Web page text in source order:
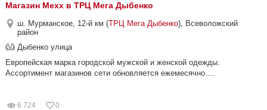
Магазин Mexx в ТРЦ Мега Дыбенко
ш. Мурманское, 12-й км (ТРЦ Мега Дыбенко), Всеволожский
район
Дыбенко улица
Европейская марка городской мужской и женской одежды.
Ассортимент магазинов сети обновляется ежемесячно....
6 724 0